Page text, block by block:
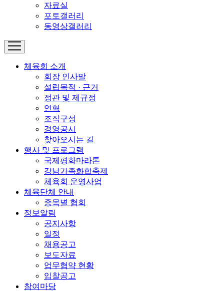
자료실
포토갤러리
동영상갤러리
체육회 소개
회장 인사말
설립목적 · 근거
정관 및 제규정
연혁
조직구성
경영공시
찾아오시는 길
행사 및 프로그램
국제평화마라톤
강남가족화합축제
체육회 운영사업
체육단체 안내
종목별 협회
정보알림
공지사항
일정
채용공고
보도자료
업무협약 현황
입찰공고
참여마당